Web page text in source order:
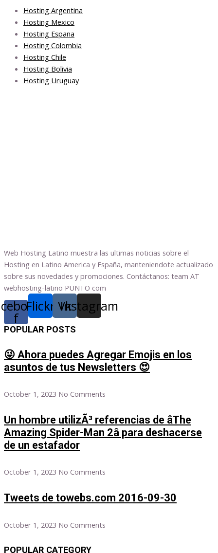
Hosting Argentina
Hosting Mexico
Hosting Espana
Hosting Colombia
Hosting Chile
Hosting Bolivia
Hosting Uruguay
Web Hosting Latino muestra las ultimas noticias sobre el
Hosting en Latino America y España, manteniendote actualizado
sobre sus novedades y promociones. Contáctanos: team AT
webhosting-latino PUNTO com
f
Flickr Vk
Instagram
POPULAR POSTS
😜 Ahora puedes Agregar Emojis en los
asuntos de tus Newsletters 😍
October 1, 2023 No Comments
Un hombre utilizÃ³ referencias de âThe
Amazing Spider-Man 2â para deshacerse
de un estafador
October 1, 2023 No Comments
Tweets de towebs.com 2016-09-30
October 1, 2023 No Comments
POPULAR CATEGORY